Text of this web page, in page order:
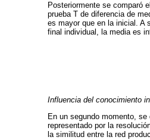
Posteriormente se comparó
prueba T de diferencia de
es mayor que en la inicial. A
final individual, la media es
Influencia del conocimiento
En un segundo momento,
representado por la
la similitud entre la red